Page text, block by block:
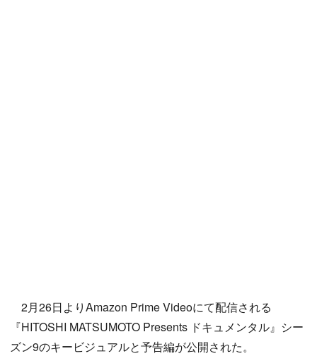
2月26日よりAmazon Prime Videoにて配信される
『HITOSHI MATSUMOTO Presents ドキュメンタル』シー
ズン9のキービジュアルと予告編が公開された。